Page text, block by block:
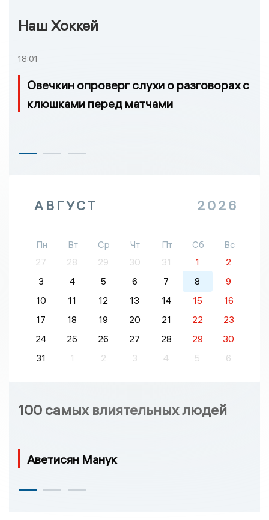
Наш Хоккей
18:01
Овечкин опроверг слухи о разговорах с
клюшками перед матчами
АВГУСТ 2026
Пн Вт Ср Чт Пт Сб
Вс
27
28 29 30 31 1
2
3
4 5 6 7 8
9
10
11 12 13 14 15
16
17
18 19 20 21 22
23
24
25 26 27 28 29
30
31
1 2 3 4 5 6
100 самых влиятельных людей
Аветисян Манук